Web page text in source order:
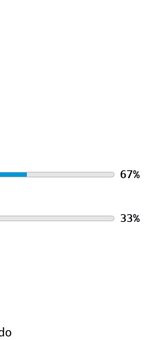
staat
De hoge
ontwerp neem je
Past eenvoudig
spot of naar een
mini verrekijker is een
en oud. Geniet
keer dichterbij.
67%
33%